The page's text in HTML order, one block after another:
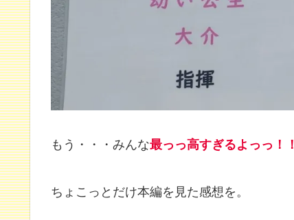
もう・・・みんな最っっ高すぎるよっっ！！
ちょこっとだけ本編を見た感想を。